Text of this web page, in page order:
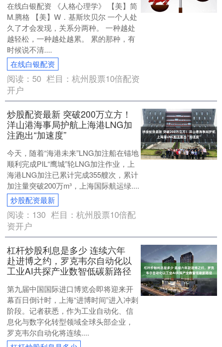
在线白银配资 《人格心理学》 【美】简
M.腾格 【美】W．基斯坎贝尔 一个人处
久了才会发现，关系分两种。 一种越处
越轻松，一种越处越累。 累的那种，有
时候说不清....
在线白银配资
阅读： 50 栏目：杭州股票10倍配资
开户
炒股配资最新 突破200万立方！
洋山港海事局护航上海港LNG加
注跑出“加速度”
今天，随着“海港未来”LNG加注船在锚地
顺利完成PIL“鹰城”轮LNG加注作业，上
海港LNG加注已累计完成355艘次，累计
加注量突破200万m³，上海国际航运绿....
炒股配资最新
阅读： 130 栏目：杭州股票10倍配
资开户
杠杆炒股利息是多少 连续六年
赴进博之约，罗克韦尔自动化以
工业AI共探产业数智低碳新路径
第九届中国国际进口博览会即将迎来开
幕百日倒计时，上海“进博时间”进入冲刺
阶段。记者获悉，作为工业自动化、信
息化与数字化转型领域全球头部企业，
罗克韦尔自动化将连续....